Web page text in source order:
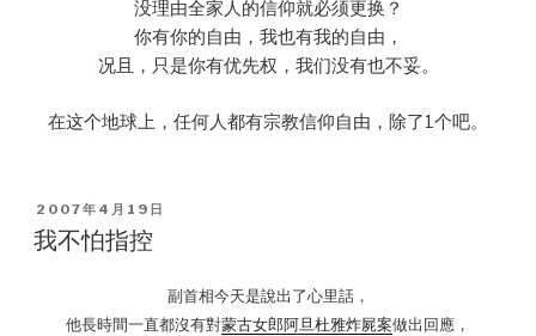
没理由全家人的信仰就必须更换？
你有你的自由，我也有我的自由，
况且，只是你有优先权，我们没有也不妥。
在这个地球上，任何人都有宗教信仰自由，除了1个吧。
POSTED
ON
2007年4月19日
我不怕指控
副首相今天是說出了心里話，
他長時間一直都沒有對蒙古女郎阿旦杜雅炸屍案做出回應，